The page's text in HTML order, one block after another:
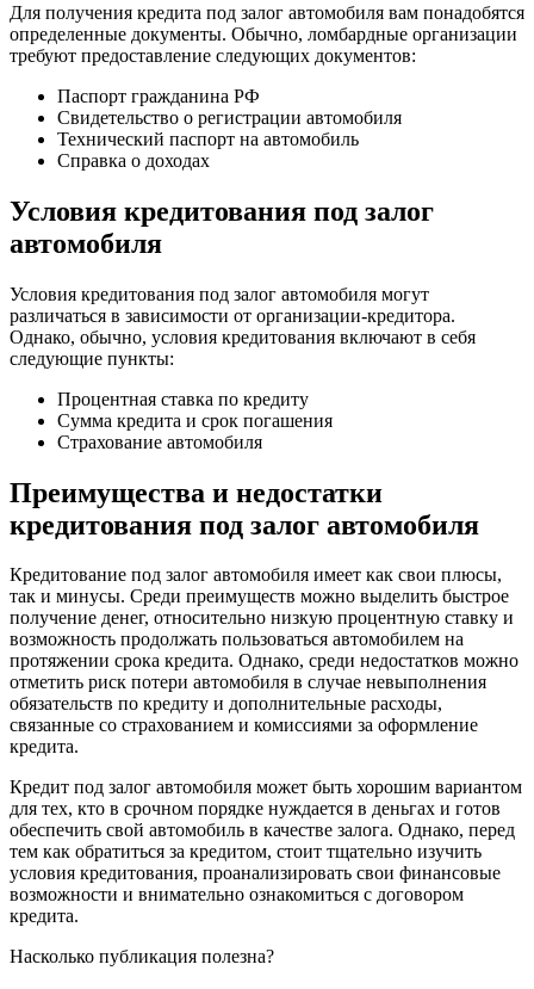
Для получения кредита под залог автомобиля вам понадобятся
определенные документы. Обычно, ломбардные организации
требуют предоставление следующих документов:
Паспорт гражданина РФ
Свидетельство о регистрации автомобиля
Технический паспорт на автомобиль
Справка о доходах
Условия кредитования под залог
автомобиля
Условия кредитования под залог автомобиля могут
различаться в зависимости от организации-кредитора.
Однако, обычно, условия кредитования включают в себя
следующие пункты:
Процентная ставка по кредиту
Сумма кредита и срок погашения
Страхование автомобиля
Преимущества и недостатки
кредитования под залог автомобиля
Кредитование под залог автомобиля имеет как свои плюсы,
так и минусы. Среди преимуществ можно выделить быстрое
получение денег, относительно низкую процентную ставку и
возможность продолжать пользоваться автомобилем на
протяжении срока кредита. Однако, среди недостатков можно
отметить риск потери автомобиля в случае невыполнения
обязательств по кредиту и дополнительные расходы,
связанные со страхованием и комиссиями за оформление
кредита.
Кредит под залог автомобиля может быть хорошим вариантом
для тех, кто в срочном порядке нуждается в деньгах и готов
обеспечить свой автомобиль в качестве залога. Однако, перед
тем как обратиться за кредитом, стоит тщательно изучить
условия кредитования, проанализировать свои финансовые
возможности и внимательно ознакомиться с договором
кредита.
Насколько публикация полезна?